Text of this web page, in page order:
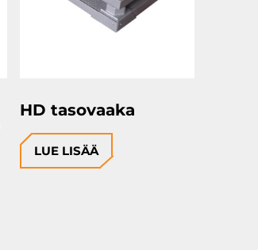
HD tasovaaka
LUE LISÄÄ